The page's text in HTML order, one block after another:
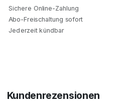
Sichere Online-Zahlung
Abo-Freischaltung sofort
Jederzeit kündbar
Kundenrezensionen